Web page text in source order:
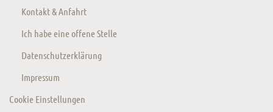
Kontakt & Anfahrt
Ich habe eine offene Stelle
Datenschutzerklärung
Impressum
Cookie Einstellungen